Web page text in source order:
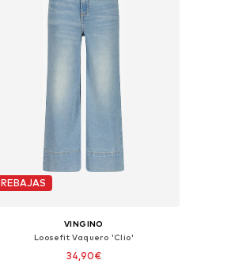
REBAJAS
VINGINO
Loosefit Vaquero 'Clio'
34,90€